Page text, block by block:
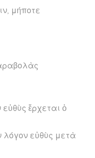
μήποτε
εὐθὺς ἔρχεται ὁ
λόγον εὐθὺς μετὰ